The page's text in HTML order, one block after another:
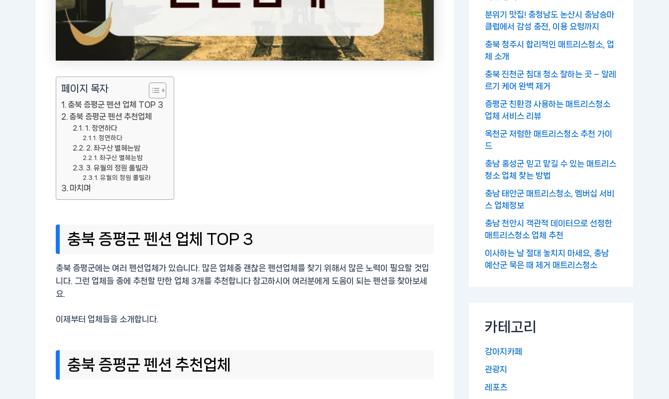
페이지 목자
충북 증평군 펜션 업체 TOP 3
충북 증평군 펜션 추천업체
1. 정연하다
정연하다
2. 좌구산 별헤는밤
좌구산 별헤는밤
3. 유월의 정원 풀빌라
유월의 정원 풀빌라
마치며
충북 증평군 펜션 업체 TOP 3
충북 증평군에는 여러 펜션업체가 있습니다. 많은 업체중 괜찮은 펜션업체를 찾기 위해서 많은 노력이 필요할 것입
니다. 그런 업체들 중에 추천할 만한 업체 3개를 추천합니다 참고하시어 여러분에게 도움이 되는 펜션을 찾아보세
요.
이제부터 업체들을 소개합니다.
충북 증평군 펜션 추천업체
분위기 맛집! 충청남도 논산시 충남승마
클럽에서 감성 충전, 이용 요령까지
충북 청주시 합리적인 매트리스청소, 업
체 소개
충북 진천군 침대 청소 잘하는 곳 – 알레
르기 케어 완벽 제거
증평군 친환경 사용하는 매트리스청소
업체 서비스 리뷰
옥천군 저렴한 매트리스청소 추천 가이
드
충남 홍성군 믿고 맡길 수 있는 매트리스
청소 업체 찾는 방법
충남 태안군 매트리스청소, 멤버십 서비
스 업체정보
충남 천안시 객관적 데이터으로 선정한
매트리스청소 업체 추천
이사하는 날 절대 놓치지 마세요, 충남
예산군 묵은 때 제거 매트리스청소
카테고리
강아지카페
관광지
레포츠